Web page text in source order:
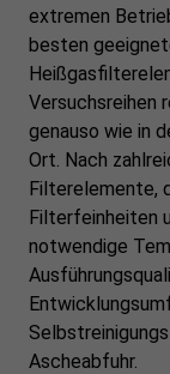
extremen
besten
Versuchsreihen
genauso wie in
Ort. Nach
Filterelemente,
Filterfeinheiten
notwendige
Ascheabfuhr.